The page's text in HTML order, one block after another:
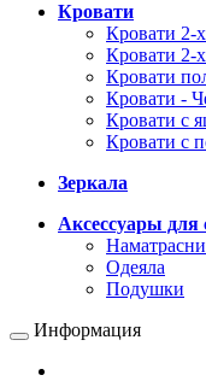
Кровати
Кровати 2-
Кровати 2-
Кровати
Кровати -
Кровати с
Кровати с
Зеркала
Аксессуары для
Одеяла
Подушки
Информация